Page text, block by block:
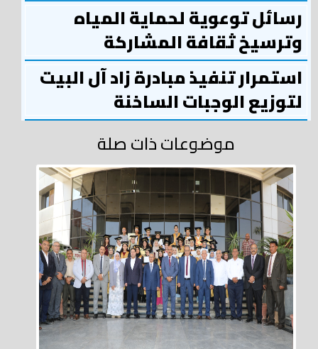
رسائل توعوية لحماية المياه
وترسيخ ثقافة المشاركة
استمرار تنفيذ مبادرة زاد آل البيت
لتوزيع الوجبات الساخنة
موضوعات ذات صلة